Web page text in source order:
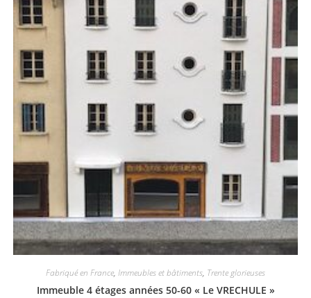
Fabriqué en France, Immeubles et bâtiments, Trente glorieuses
Immeuble 4 étages années 50-60 « Le VRECHULE »